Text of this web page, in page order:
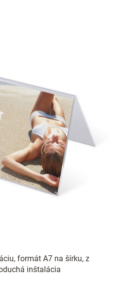
formát A7 na šírku, z
inštalácia